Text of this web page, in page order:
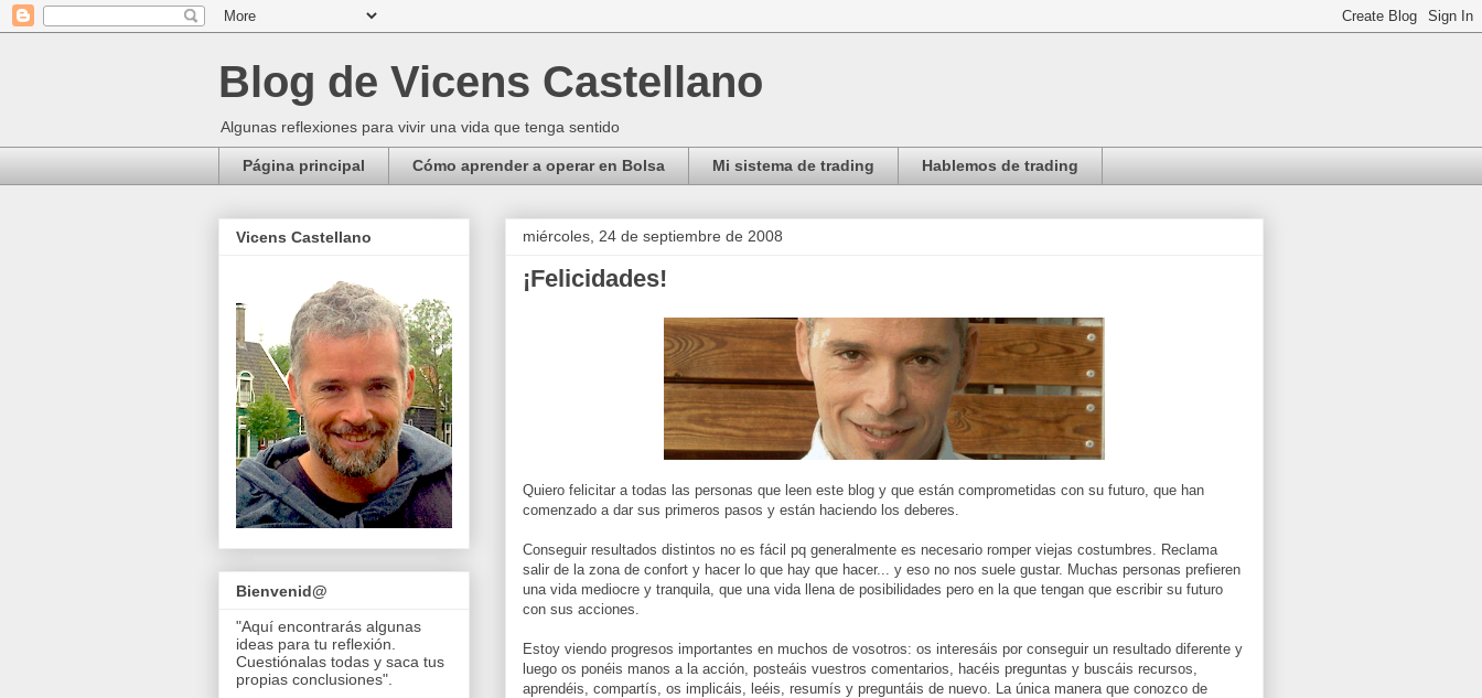
Blog de Vicens Castellano
Algunas reflexiones para vivir una vida que tenga sentido
Página principal Cómo aprender a operar en Bolsa Mi sistema de trading Hablemos de trading
miércoles, 24 de septiembre de 2008
¡Felicidades!
Quiero felicitar a todas las personas que leen este blog y que están comprometidas con su futuro, que han
comenzado a dar sus primeros pasos y están haciendo los deberes.
Conseguir resultados distintos no es fácil pq generalmente es necesario romper viejas costumbres. Reclama
salir de la zona de confort y hacer lo que hay que hacer... y eso no nos suele gustar. Muchas personas prefieren
una vida mediocre y tranquila, que una vida llena de posibilidades pero en la que tengan que escribir su futuro
con sus acciones.
Estoy viendo progresos importantes en muchos de vosotros: os interesáis por conseguir un resultado diferente y
luego os ponéis manos a la acción, posteáis vuestros comentarios, hacéis preguntas y buscáis recursos,
aprendéis, compartís, os implicáis, leéis, resumís y preguntáis de nuevo. La única manera que conozco de
Vicens Castellano
Bienvenid@
"Aquí encontrarás algunas
ideas para tu reflexión.
Cuestiónalas todas y saca tus
propias conclusiones".